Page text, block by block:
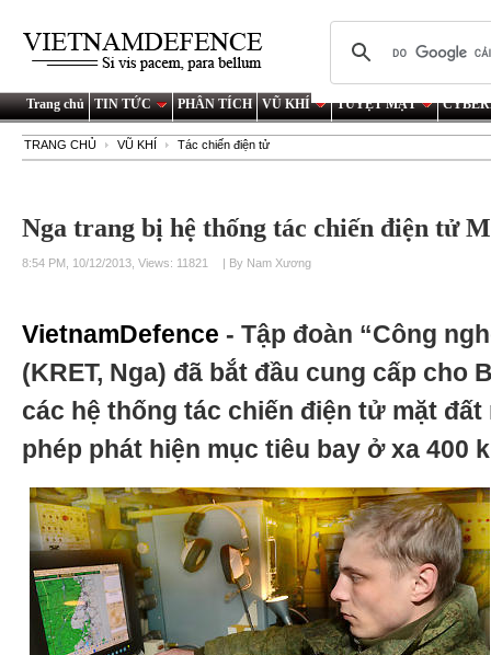
Trang chủ TIN TỨC PHÂN TÍCH VŨ KHÍ TUYỆT MẬT
TRANG CHỦ VŨ KHÍ Tác chiến điện tử
Nga trang bị hệ thống tác chiến điện tử
8:54 PM, 10/12/2013, Views: 11821 | By Nam Xương
VietnamDefence - Tập đoàn “Công
(KRET, Nga) đã bắt đầu cung cấp cho
các hệ thống tác chiến điện tử mặt
phép phát hiện mục tiêu bay ở xa 400